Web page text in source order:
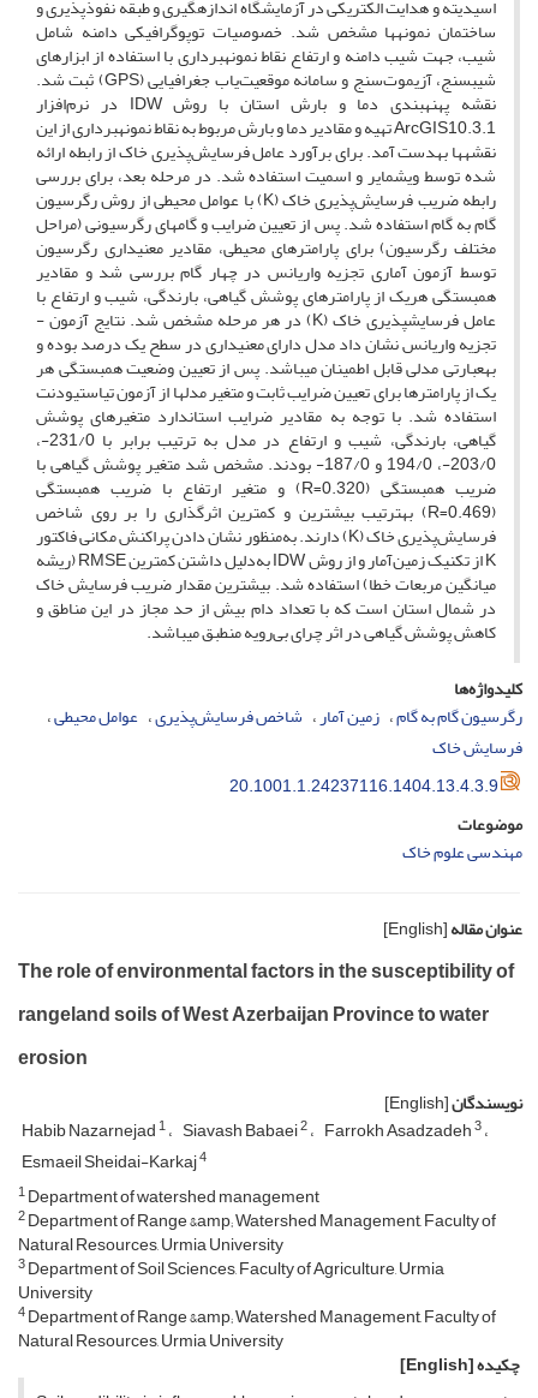
اسیدیته و هدایت الکتریکی در آزمایشگاه اندازه­گیری و طبقه نفوذپذیری و
ساختمان نمونه­ها مشخص شد. خصوصیات توپوگرافیکی دامنه شامل
شیب، جهت شیب دامنه و ارتفاع نقاط نمونه­برداری با استفاده از ابزارهای
شیب­سنج، آزیموت‌سنج و سامانه موقعیت‌یاب جغرافیایی (GPS) ثبت شد.
نقشه پهنه­بندی دما و بارش استان با روش IDW در نرم‌افزار
ArcGIS10.3.1 تهیه و مقادیر دما و بارش مربوط به نقاط نمونه­برداری از این
نقشه­ها به­دست آمد. برای برآورد عامل فرسایش‌پذیری خاک از رابطه ارائه
شده توسط ویشمایر و اسمیت استفاده شد. در مرحله بعد، برای بررسی
رابطه ضریب فرسایش‌پذیری خاک (K) با عوامل محیطی از روش رگرسیون
گام به گام استفاده شد. پس از تعیین ضرایب و گام­های رگرسیونی (مراحل
مختلف رگرسیون) برای پارامترهای محیطی، مقادیر معنی­داری رگرسیون
توسط آزمون آماری تجزیه واریانس در چهار گام بررسی شد و مقادیر
همبستگی هریک از پارامترهای پوشش گیاهی، بارندگی، شیب و ارتفاع با
عامل فرسایش­پذیری خاک (K) در هر مرحله مشخص شد. نتایج آزمون ­
تجزیه واریانس نشان داد مدل دارای معنی­داری در سطح یک درصد بوده و
به­عبارتی مدلی قابل اطمینان می­باشد. پس از تعیین وضعیت همبستگی هر
یک از پارامترها برای تعیین ضرایب ثابت و متغیر مدل­ها از آزمون تی­استیودنت
استفاده شد. با توجه به مقادیر ضرایب استاندارد متغیرهای پوشش
گیاهی، بارندگی، شیب و ارتفاع در مدل به ترتیب برابر با 231/0-،
203/0-، 194/0 و 187/0- بودند. مشخص شد متغیر پوشش گیاهی با
ضریب همبستگی (R=0.320) و متغیر ارتفاع با ضریب همبستگی
(R=0.469) به­ترتیب بیشترین و کمترین اثرگذاری را بر روی شاخص
فرسایش‌پذیری خاک (K) دارند. به‌منظور نشان دادن پراکنش مکانی فاکتور
K از تکنیک زمین‌آمار و از روش IDW به‌دلیل داشتن کمترین RMSE (ریشه
میانگین مربعات خطا) استفاده شد. بیشترین مقدار ضریب فرسایش خاک
در شمال استان است که با تعداد دام بیش از حد مجاز در این مناطق و
کاهش پوشش گیاهی در اثر چرای بی‌رویه منطبق می­باشد.
کلیدواژه‌ها
رگرسیون گام به گام زمین آمار شاخص فرسایش‌پذیری عوامل محیطی
فرسایش خاک
20.1001.1.24237116.1404.13.4.3.9
موضوعات
مهندسی علوم خاک
عنوان مقاله[English]
The role of environmental factors in the susceptibility of
rangeland soils of West Azerbaijan Province to water
erosion
نویسندگان[English]
Habib Nazarnejad1 Siavash Babaei2 Farrokh Asadzadeh3
Esmaeil Sheidai-Karkaj4
1Department of watershed management
2Department of Range &amp; Watershed Management, Faculty of
Natural Resources, Urmia University
3Department of Soil Sciences, Faculty of Agriculture, Urmia
University
4Department of Range &amp; Watershed Management, Faculty of
Natural Resources, Urmia University
چکیده[English]